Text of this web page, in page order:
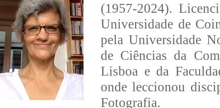
(1957-2024).
Universidade de
pela Universidade
de Ciências da
Lisboa e da
onde leccionou
Fotografia.